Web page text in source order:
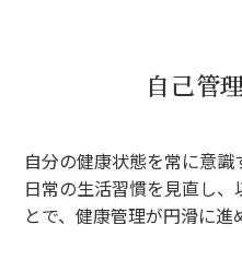
自己管
自分の健康状態を常に意識
日常の生活習慣を見直し
とで、健康管理が円滑に進